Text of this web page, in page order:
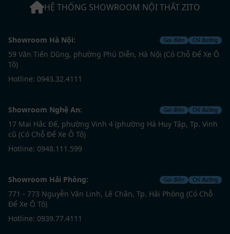
HỆ THỐNG SHOWROOM NỘI THẤT ZITO
Showroom Hà Nội: Gọi điện Chỉ đường
59 Văn Tiến Dũng, phường Phú Diễn, Hà Nội (Có Chỗ Để Xe Ô
Tô)
Hotline: 0943.32.4111
Showroom Nghệ An: Gọi điện Chỉ đường
17 Mai Hắc Đế, phường Vinh 4 (phường Hà Huy Tập, Tp. Vinh
cũ (Có Chỗ Để Xe Ô Tô)
Hotline: 0948.111.599
Showroom Hải Phòng: Gọi điện Chỉ đường
771 - 773 Nguyễn Văn Linh, Lê Chân, Tp. Hải Phòng (Có Chỗ
Để Xe Ô Tô)
Hotline: 0939.77.4111